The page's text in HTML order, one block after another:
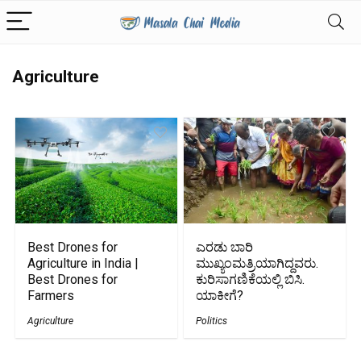
Agriculture
Best Drones for
Agriculture in India |
Best Drones for
Farmers
Agriculture
ಎರಡು ಬಾರಿ
ಮುಖ್ಯಂಮತ್ರಿಯಾಗಿದ್ದವರು.
ಕುರಿಸಾಗಣಿಕೆಯಲ್ಲಿ ಬಿಸಿ.
ಯಾಕೀಗೆ?
Politics